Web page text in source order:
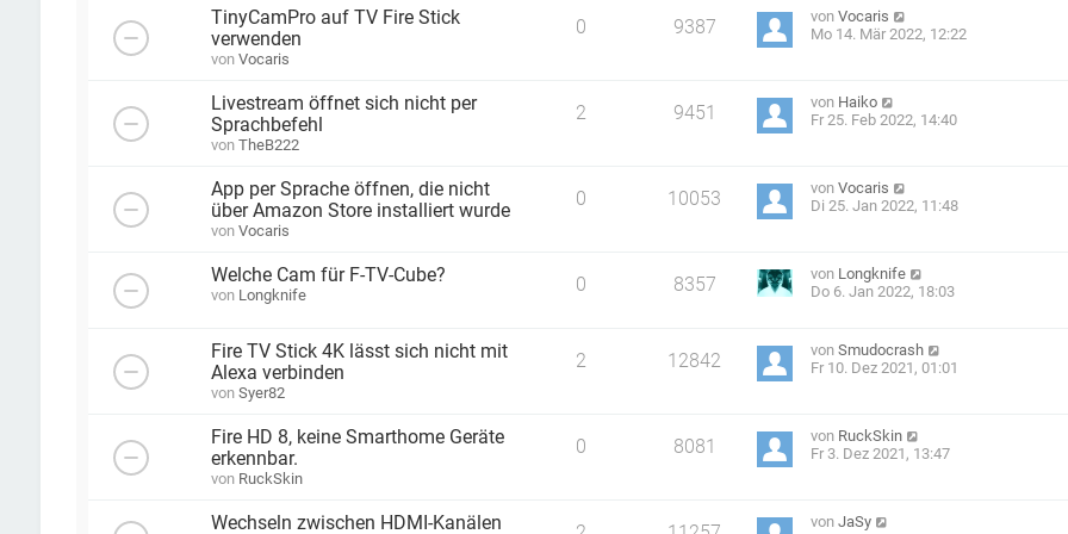
TinyCamPro auf TV Fire Stick
verwenden
von Vocaris
0 9387
vonVocaris
Mo 14. Mär 2022, 12:22
Livestream öffnet sich nicht per
Sprachbefehl
von TheB222
2 9451
von Haiko
Fr 25. Feb 2022, 14:40
App per Sprache öffnen, die nicht
über Amazon Store installiert wurde
von Vocaris
0 10053
vonVocaris
Di 25. Jan 2022, 11:48
Welche Cam für F-TV-Cube?
von Longknife 0 8357
von Longknife
Do 6. Jan 2022, 18:03
Fire TV Stick 4K lässt sich nicht mit
Alexa verbinden
von Syer82
2 12842
vonSmudocrash
Fr 10. Dez 2021, 01:01
Fire HD 8, keine Smarthome Geräte
erkennbar.
von RuckSkin
0 8081
von RuckSkin
Fr 3. Dez 2021, 13:47
Wechseln zwischen HDMI-Kanälen vonJaSy